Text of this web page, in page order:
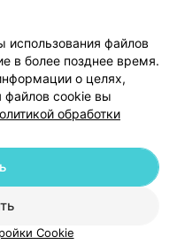
данных
| 220012, Республика Беларусь,
291212755
файлов
в более позднее время.
о целях,
файлов cookie вы
обработки
Cookie